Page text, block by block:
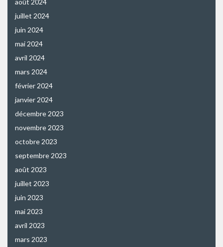
juillet 2024
juin 2024
mai 2024
avril 2024
mars 2024
février 2024
janvier 2024
décembre 2023
novembre 2023
octobre 2023
septembre 2023
août 2023
juillet 2023
juin 2023
mai 2023
avril 2023
mars 2023